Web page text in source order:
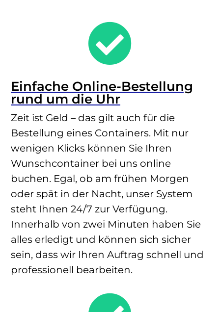

Einfache Online-Bestellung
rund um die Uhr
Zeit ist Geld – das gilt auch für die
Bestellung eines Containers. Mit nur
wenigen Klicks können Sie Ihren
Wunschcontainer bei uns online
buchen. Egal, ob am frühen Morgen
oder spät in der Nacht, unser System
steht Ihnen 24/7 zur Verfügung.
Innerhalb von zwei Minuten haben Sie
alles erledigt und können sich sicher
sein, dass wir Ihren Auftrag schnell und
professionell bearbeiten.